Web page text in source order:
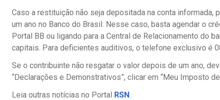
Caso a restituição não seja depositada na conta
um ano no Banco do Brasil. Nesse caso, basta agendar o
Portal BB ou ligando para a Central de Relacionamento do
capitais. Para deficientes auditivos, o telefone exclusivo é
Se o contribuinte não resgatar o valor depois de um ano,
“Declarações e Demonstrativos”, clicar em “Meu Imposto
Leia outras notícias no Portal RSN